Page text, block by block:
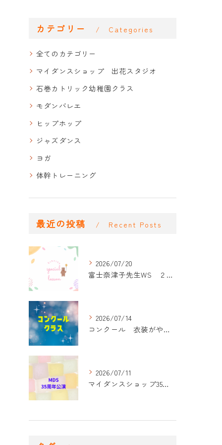
カテゴリー Categories
全てのカテゴリー
マイダンスショップ 出花スタジオ
石巻カトリック幼稚園クラス
モダンバレエ
ヒップホップ
ジャズダンス
ヨガ
体幹トレーニング
最近の投稿 Recent Posts
2026/07/20
富士奈津子先生WS ２回目
2026/07/14
コンクール 衣装がやって来た！
2026/07/11
マイダンスショップ35周年記念公演 振付開始